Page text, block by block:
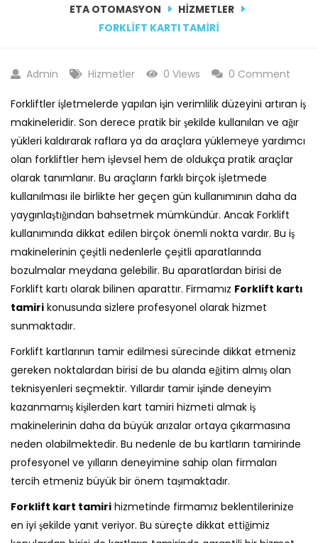
ETA OTOMASYON
HIZMETLER
FORKLIFT KARTI TAMIRI
Admin Hizmetler 0 Views 0 Comment
Forkliftler işletmelerde yapılan işin verimlilik düzeyini artıran iş
makineleridir. Son derece pratik bir şekilde kullanılan ve ağır
yükleri kaldırarak raflara ya da araçlara yüklemeye yardımcı
olan forkliftler hem işlevsel hem de oldukça pratik araçlar
olarak tanımlanır. Bu araçların farklı birçok işletmede
kullanılması ile birlikte her geçen gün kullanımının daha da
yaygınlaştığından bahsetmek mümkündür. Ancak Forklift
kullanımında dikkat edilen birçok önemli nokta vardır. Bu iş
makinelerinin çeşitli nedenlerle çeşitli aparatlarında
bozulmalar meydana gelebilir. Bu aparatlardan birisi de
Forklift kartı olarak bilinen aparattır. Firmamız Forklift kartı
tamiri konusunda sizlere profesyonel olarak hizmet
sunmaktadır.
Forklift kartlarının tamir edilmesi sürecinde dikkat etmeniz
gereken noktalardan birisi de bu alanda eğitim almış olan
teknisyenleri seçmektir. Yıllardır tamir işinde deneyim
kazanmamış kişilerden kart tamiri hizmeti almak iş
makinelerinin daha da büyük arızalar ortaya çıkarmasına
neden olabilmektedir. Bu nedenle de bu kartların tamirinde
profesyonel ve yılların deneyimine sahip olan firmaları
tercih etmeniz büyük bir önem taşımaktadır.
Forklift kart tamiri hizmetinde firmamız beklentilerinize
en iyi şekilde yanıt veriyor. Bu süreçte dikkat ettiğimiz